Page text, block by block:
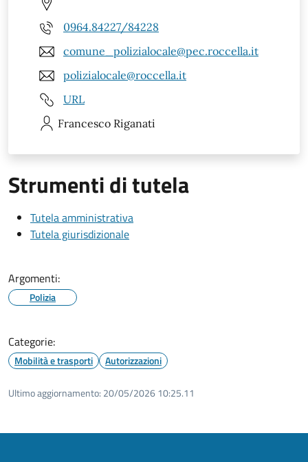
0964.84227/84228
comune_polizialocale@pec.roccella.it
polizialocale@roccella.it
URL
Francesco Riganati
Strumenti di tutela
Tutela amministrativa
Tutela giurisdizionale
Argomenti:
Polizia
Categorie:
Mobilità e trasporti Autorizzazioni
Ultimo aggiornamento: 20/05/2026 10:25.11